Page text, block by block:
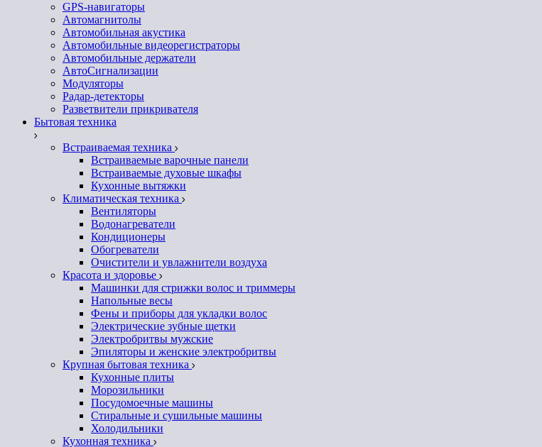
GPS-навигаторы
Автомагнитолы
Автомобильная акустика
Автомобильные видеорегистраторы
Автомобильные держатели
АвтоСигнализации
Модуляторы
Радар-детекторы
Разветвители прикривателя
Бытовая техника
Встраиваемая техника
Встраиваемые варочные панели
Встраиваемые духовые шкафы
Кухонные вытяжки
Климатическая техника
Вентиляторы
Водонагреватели
Кондиционеры
Обогреватели
Очистители и увлажнители воздуха
Красота и здоровье
Машинки для стрижки волос и триммеры
Напольные весы
Фены и приборы для укладки волос
Электрические зубные щетки
Электробритвы мужские
Эпиляторы и женские электробритвы
Крупная бытовая техника
Кухонные плиты
Морозильники
Посудомоечные машины
Стиральные и сушильные машины
Холодильники
Кухонная техника